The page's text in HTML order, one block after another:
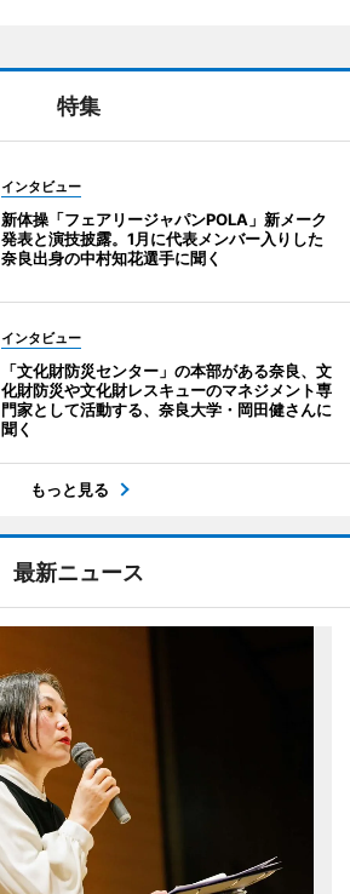
特集
インタビュー
新体操「フェアリージャパンPOLA」新メーク
発表と演技披露。1月に代表メンバー入りした
奈良出身の中村知花選手に聞く
インタビュー
「文化財防災センター」の本部がある奈良、文
化財防災や文化財レスキューのマネジメント専
門家として活動する、奈良大学・岡田健さんに
聞く
もっと見る
最新ニュース